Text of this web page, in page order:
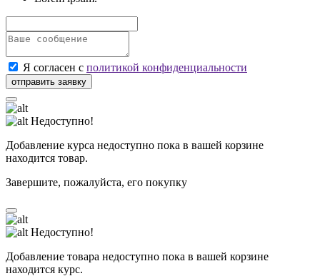
Я согласен с политикой конфиденциальности
Недоступно!
Добавление курса недоступно пока в вашей корзине
находится товар.
Завершите, пожалуйста, его покупку
Недоступно!
Добавление товара недоступно пока в вашей корзине
находится курс.